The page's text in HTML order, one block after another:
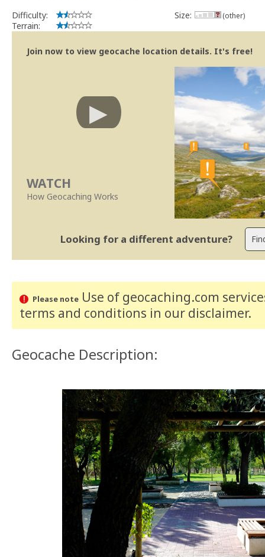
implicações que as guidelines actuais indicam.
Se no local existe algum container, por favor recolha-o a fim
Obrigado
Geocaching.com Volunteer Cache Reviewer
Difficulty:
Terrain:
Size: (other)
Join now to view geocache location details. It's free!
WATCH
How Geocaching Works
Looking for a different adventure?
Please noteUse of geocaching.com
terms and conditions in our disclaimer.
Geocache Description: